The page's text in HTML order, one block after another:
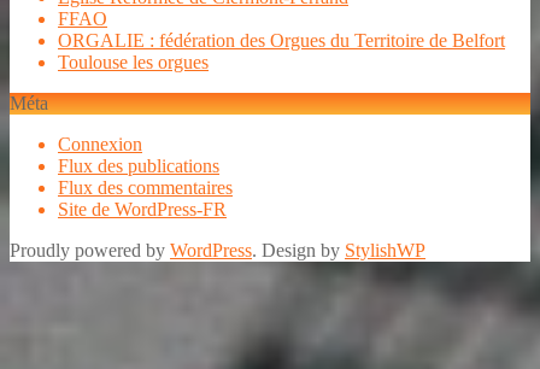
FFAO
ORGALIE : fédération des Orgues du Territoire de Belfort
Toulouse les orgues
Méta
Connexion
Flux des publications
Flux des commentaires
Site de WordPress-FR
Proudly powered by WordPress. Design by StylishWP